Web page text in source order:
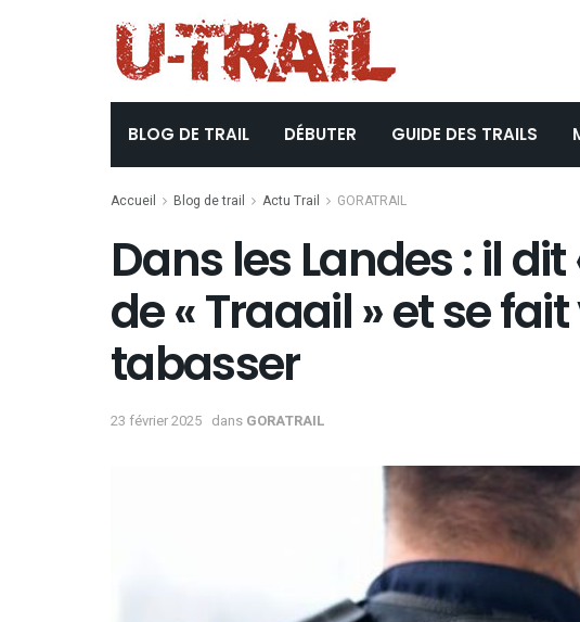
BLOG DE TRAIL DÉBUTER GUIDE DES TRAILS
Accueil Blog de trail Actu Trail GORATRAIL
Dans les Landes : il dit
de « Traaail » et se
tabasser
23 février 2025 dans GORATRAIL